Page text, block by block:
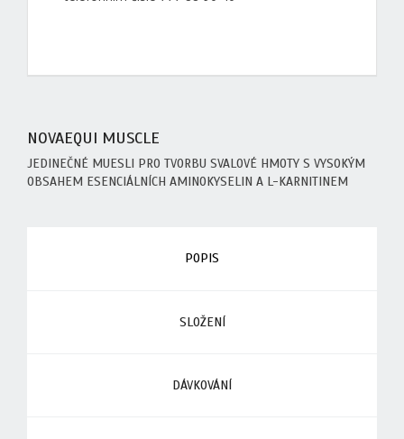
NOVAEQUI MUSCLE
JEDINEČNÉ MUESLI PRO TVORBU SVALOVÉ HMOTY S VYSOKÝM
OBSAHEM ESENCIÁLNÍCH AMINOKYSELIN A L-KARNITINEM
POPIS
SLOŽENÍ
DÁVKOVÁNÍ